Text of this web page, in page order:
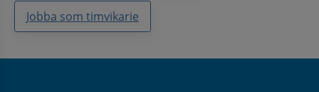
Jobba som timvikarie